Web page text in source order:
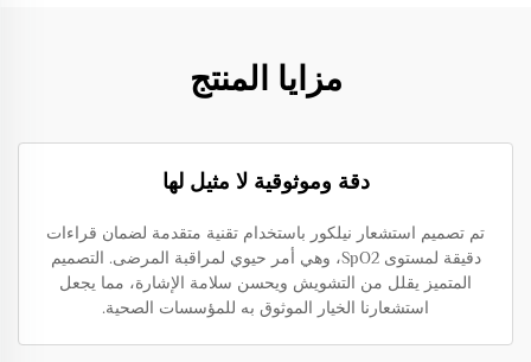
مزايا المنتج
دقة وموثوقية لا مثيل لها
تم تصميم استشعار نيلكور باستخدام تقنية متقدمة لضمان قراءات
دقيقة لمستوى SpO2، وهي أمر حيوي لمراقبة المرضى. التصميم
المتميز يقلل من التشويش ويحسن سلامة الإشارة، مما يجعل
استشعارنا الخيار الموثوق به للمؤسسات الصحية.